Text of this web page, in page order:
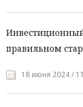
правильном
18 июня 2024 /